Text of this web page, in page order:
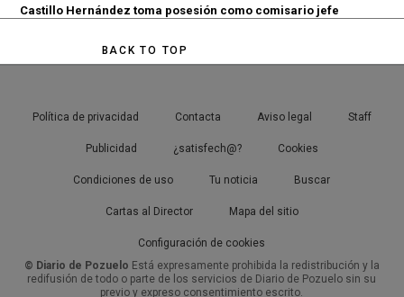
Castillo Hernández toma posesión como comisario jefe
BACK TO TOP
Política de privacidad Contacta Aviso legal Staff
Publicidad ¿satisfech@? Cookies
Condiciones de uso Tu noticia Buscar
Cartas al Director Mapa del sitio
Configuración de cookies
© Diario de Pozuelo Está expresamente prohibida la redistribución y la
redifusión de todo o parte de los servicios de Diario de Pozuelo sin su
previo y expreso consentimiento escrito.